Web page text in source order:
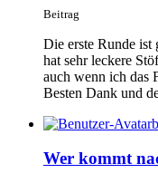
Beitrag
Die erste Runde ist
hat sehr leckere
auch wenn ich das
Besten Dank und
Wer kommt